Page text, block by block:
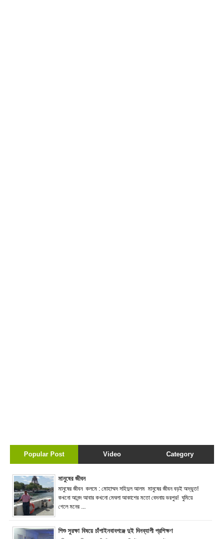
Popular Post Video Category
মানুষের জীবন
মানুষের জীবন কলমে : মোহাম্মদ সহিদুল আলম মানুষের জীবন বড়ই অদ্ভুত!
কখনো আনন্দ আবার কখনো মেঘলা আকাশের মতো বেদনায় ভরপুর! ঘুমিয়ে
গেলে মনের ...
শিশু সুরক্ষা বিষয়ে চাঁপাইনবাবগঞ্জে দুই দিনব্যাপী প্রশিক্ষণ